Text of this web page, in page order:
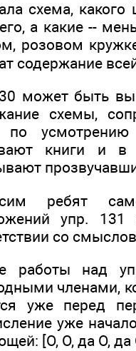
схема,
а какие --
розовом
содержание
может быть
схемы,
по усмотрению
книги и в
ребят
упр. 131
со
работы над
членами,
уже перед
уже
[O, O, да O, да